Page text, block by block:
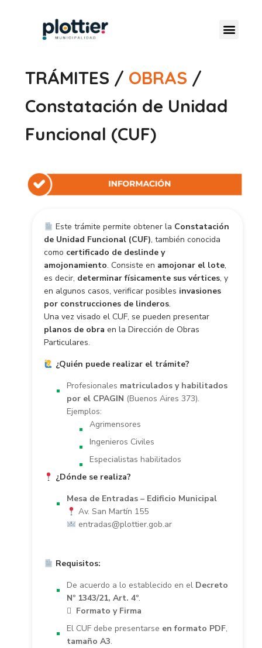
TRÁMITES / OBRAS /
Constatación de Unidad
Funcional (CUF)
Este trámite permite obtener la Constatación
de Unidad Funcional (CUF), también conocida
como certificado de deslinde y
amojonamiento. Consiste en amojonar el lote,
es decir, determinar físicamente sus vértices, y
en algunos casos, verificar posibles invasiones
por construcciones de linderos.
Una vez visado el CUF, se pueden presentar
planos de obra en la Dirección de Obras
Particulares.
¿Quién puede realizar el trámite?
Profesionales matriculados y habilitados
por el CPAGIN (Buenos Aires 373).
Ejemplos:
Agrimensores
Ingenieros Civiles
Especialistas habilitados
¿Dónde se realiza?
Mesa de Entradas – Edificio Municipal
Av. San Martín 155
entradas@plottier.gob.ar
Requisitos:
De acuerdo a lo establecido en el Decreto
Nº 1343/21, Art. 4º.
 Formato y Firma
El CUF debe presentarse en formato PDF,
tamaño A3.